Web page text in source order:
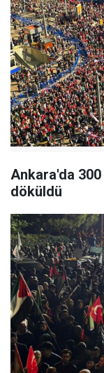
Ankara'da
döküldü